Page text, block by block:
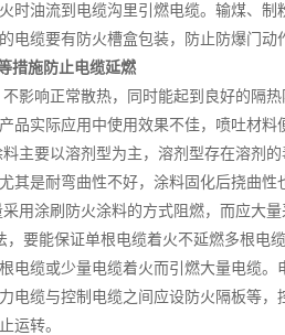
时油流到电缆沟里引燃电缆。输煤、
电缆要有防火槽盒包装，防止防爆门动
措施防止电缆延燃
影响正常散热，同时能起到良好的隔
品实际应用中使用效果不佳，喷吐材
主要以溶剂型为主，溶剂型存在溶剂
其是耐弯曲性不好，涂料固化后挠曲
用涂刷防火涂料的方式阻燃，而应大
，要能保证单根电缆着火不延燃多根电
电缆或少量电缆着火而引燃大量电缆
电缆与控制电缆之间应设防火隔板等
运转。